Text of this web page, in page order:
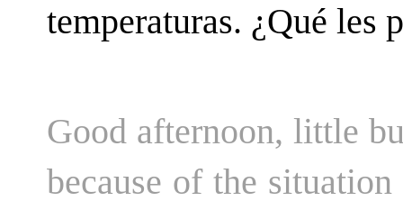
temperaturas. ¿Qué les
Good afternoon, little
because of the